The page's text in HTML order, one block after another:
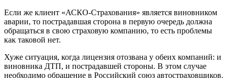
Если же клиент «АСКО-Страхования» является виновником
аварии, то пострадавшая сторона в первую очередь должна
обращаться в свою страховую компанию, то есть проблемы
как таковой нет.
Хуже ситуация, когда лицензия отозвана у обеих компаний: и
виновника ДТП, и пострадавшей стороны. В этом случае
необходимо обращение в Российский союз автостраховщиков.